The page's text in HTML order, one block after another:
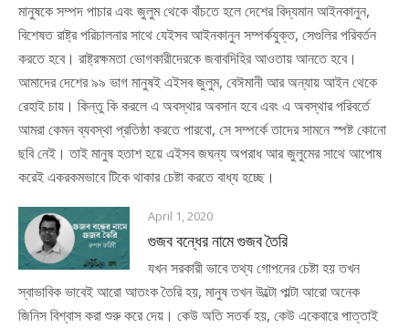
মানুষকে সম্পদ পাচার এবং জুলুম থেকে বাঁচতে হলে দেশের বিদ্যমান আইনকানুন,
বিশেষত রাষ্ট্র পরিচালনার সাথে যেইসব আইনকানুন সম্পর্কযুক্ত, সেগুলির পরিবর্তন
করতে হবে। রাষ্ট্রক্ষমতা ভোগকারীদেরকে জবাবদিহির আওতায় আনতে হবে।
আমাদের দেশের ৯৯ ভাগ মানুষই এইসব জুলুম, বেঈমানী আর অন্যায় আইন থেকে
রেহাই চায়। কিন্তু কি করলে এ অবস্থার অবসান হবে এবং এ অবস্থার পরিবর্তে
আমরা কেমন ব্যবস্থা প্রতিষ্ঠা করতে পারবো, সে সম্পর্কে তাদের সামনে স্পষ্ট কোনো
ছবি নেই। তাই মানুষ হতাশ হয়ে এইসব জঘন্য অপরাধ আর জুলুমের সাথে আপোষ
করেই একরকমভাবে টিকে থাকার চেষ্টা করতে বাধ্য হচ্ছে।
April 1, 2020
গুজব বন্ধের নামে গুজব তৈরি
যখন সরকারী ভাবে তথ্য গোপনের চেষ্টা হয় তখন
স্বাভাবিক ভাবেই আরো আতংক তৈরি হয়, মানুষ তখন উল্টো পাল্টা আরো অনেক
জিনিস বিশ্বাস করা শুরু করে দেয়। কেউ অতি সতর্ক হয়, কেউ একেবারে পাত্তাই